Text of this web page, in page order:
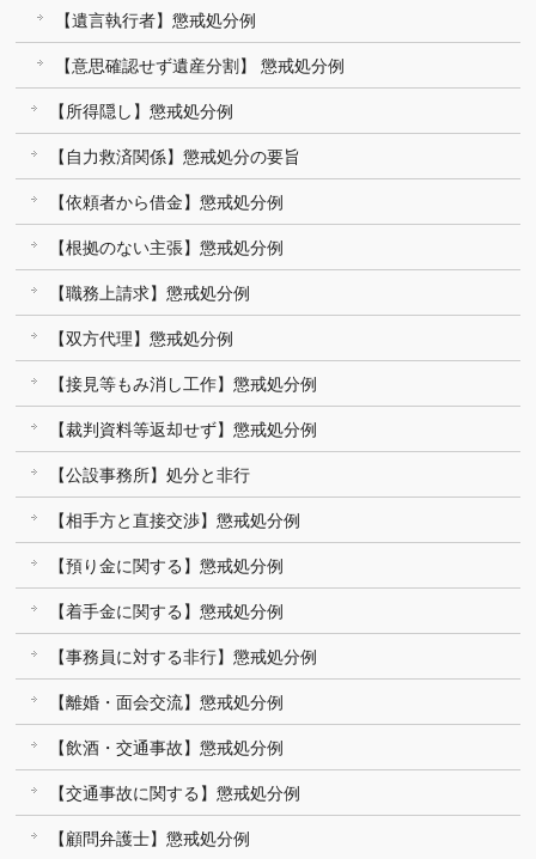
【遺言執行者】懲戒処分例
【意思確認せず遺産分割】 懲戒処分例
【所得隠し】懲戒処分例
【自力救済関係】懲戒処分の要旨
【依頼者から借金】懲戒処分例
【根拠のない主張】懲戒処分例
【職務上請求】懲戒処分例
【双方代理】懲戒処分例
【接見等もみ消し工作】懲戒処分例
【裁判資料等返却せず】懲戒処分例
【公設事務所】処分と非行
【相手方と直接交渉】懲戒処分例
【預り金に関する】懲戒処分例
【着手金に関する】懲戒処分例
【事務員に対する非行】懲戒処分例
【離婚・面会交流】懲戒処分例
【飲酒・交通事故】懲戒処分例
【交通事故に関する】懲戒処分例
【顧問弁護士】懲戒処分例